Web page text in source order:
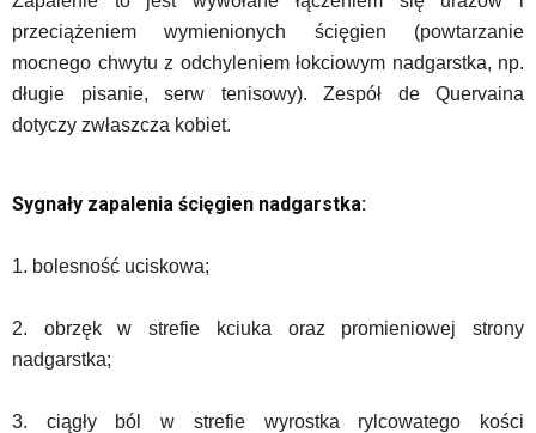
przeciążeniem wymienionych ścięgien (powtarzanie
mocnego chwytu z odchyleniem łokciowym nadgarstka, np.
długie pisanie, serw tenisowy). Zespół de Quervaina
dotyczy zwłaszcza kobiet.
Sygnały zapalenia ścięgien nadgarstka:
1. bolesność uciskowa;
2. obrzęk w strefie kciuka oraz promieniowej strony
nadgarstka;
3. ciągły ból w strefie wyrostka rylcowatego kości